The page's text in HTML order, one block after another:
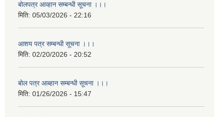
बोलपत्र आव्हान सम्बन्धी सूचना ।।।
मिति: 05/03/2026 - 22:16
आशय पत्र सम्बन्धी सूचना ।।।
मिति: 02/20/2026 - 20:52
बाेल पत्र आब्हान सम्बन्धी सूचना ।।।
मिति: 01/26/2026 - 15:47